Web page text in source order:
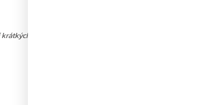
zbraní do počtu 2 ks nebo do 500 ks nábojů platí